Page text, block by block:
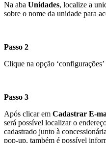
Na aba Unidades, localize a
sobre o nome da unidade para
Passo 2
Clique na opção
Passo 3
Após clicar em Cadastrar E-
será possível localizar o
cadastrado junto à
pop-up, também é possível